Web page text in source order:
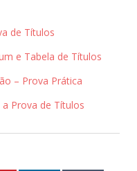
de Títulos
e Tabela de Títulos
– Prova Prática
Prova de Títulos